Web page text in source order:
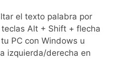
el texto palabra por
Alt + Shift + flecha
PC con Windows u
izquierda/derecha en